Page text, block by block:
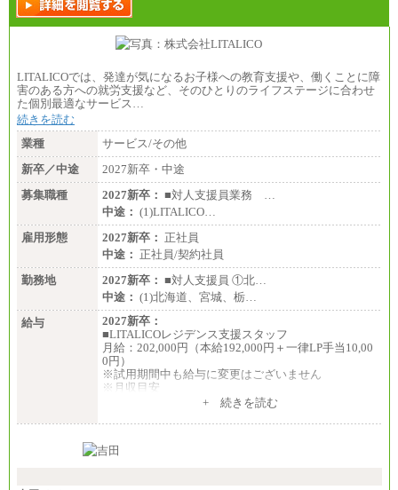
LITALICOでは、発達が気になるお子様への教育支援や、働くことに障
害のある方への就労支援など、そのひとりのライフステージに合わせ
た個別最適なサービス…
続きを読む
業種
サービス/その他
新卒／中途
2027新卒・中途
募集職種
2027新卒： ■対人支援員業務 …
中途： (1)LITALICO…
雇用形態
2027新卒： 正社員
中途： 正社員/契約社員
勤務地
2027新卒： ■対人支援員 ①北…
中途： (1)北海道、宮城、栃…
給与
2027新卒：
■LITALICOレジデンス支援スタッフ
月給：202,000円（本給192,000円＋一律LP手当10,00
0円）
※試用期間中も給与に変更はございません
※月収目安
夜勤回数により変動
条件あり）
+ 続きを読む